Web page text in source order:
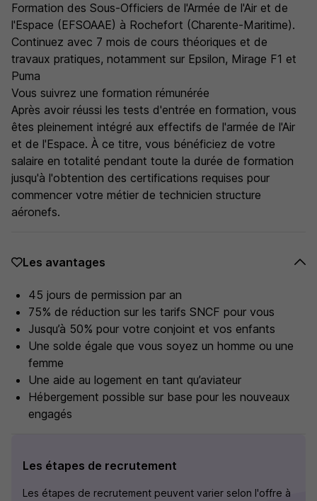
Formation des Sous-Officiers de l'Armée de l'Air et de
l'Espace (EFSOAAE) à Rochefort (Charente-Maritime).
Continuez avec 7 mois de cours théoriques et de
travaux pratiques, notamment sur Epsilon, Mirage F1 et
Puma
Vous suivrez une formation rémunérée
Après avoir réussi les tests d'entrée en formation, vous
êtes pleinement intégré aux effectifs de l'armée de l'Air
et de l'Espace. À ce titre, vous bénéficiez de votre
salaire en totalité pendant toute la durée de formation
jusqu'à l'obtention des certifications requises pour
commencer votre métier de technicien structure
aéronefs.
Les avantages
45 jours de permission par an
75% de réduction sur les tarifs SNCF pour vous
Jusqu’à 50% pour votre conjoint et vos enfants
Une solde égale que vous soyez un homme ou une
femme
Une aide au logement en tant qu’aviateur
Hébergement possible sur base pour les nouveaux
engagés
Les étapes de recrutement
Les étapes de recrutement peuvent varier selon l'offre à